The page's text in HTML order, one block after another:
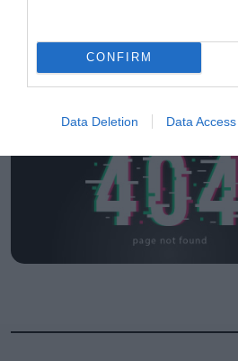
CONFIRM
Data Deletion Data Access
ΟΛΗ Η ΡΟΗ ΕΙΔΗΣΕΩΝ